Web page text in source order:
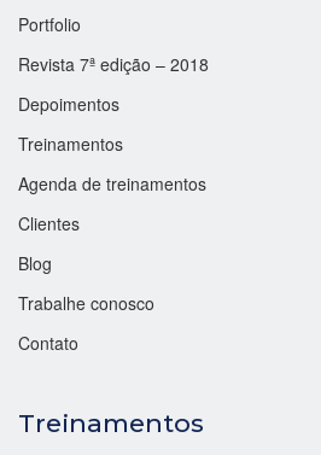
Portfolio
Revista 7ª edição – 2018
Depoimentos
Treinamentos
Agenda de treinamentos
Clientes
Blog
Trabalhe conosco
Contato
Treinamentos